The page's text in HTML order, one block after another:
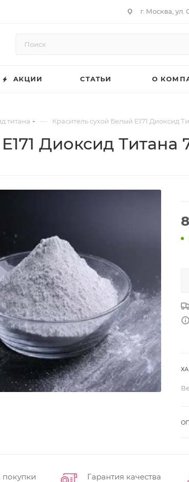
г. Москва, ул.
АКЦИИ СТАТЬИ О
титана — Краситель сухой Белый E171 Диоксид
Диоксид Титана
покупки
Гарантия качества